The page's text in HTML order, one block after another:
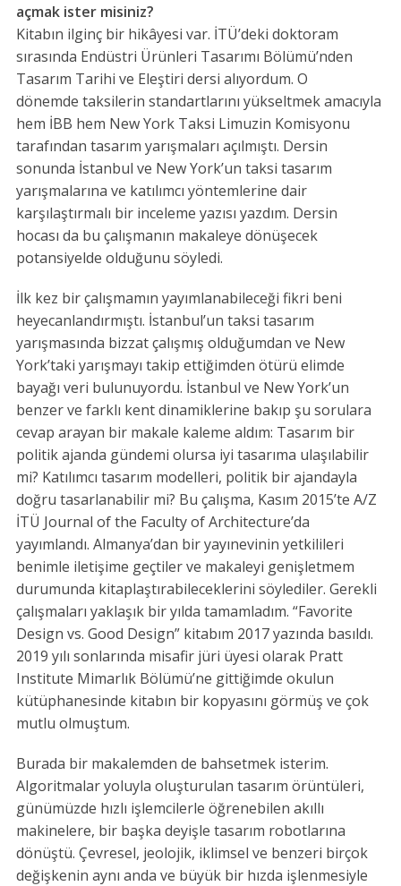
açmak ister misiniz?
Kitabın ilginç bir hikâyesi var. İTÜ’deki doktoram
sırasında Endüstri Ürünleri Tasarımı Bölümü’nden
Tasarım Tarihi ve Eleştiri dersi alıyordum. O
dönemde taksilerin standartlarını yükseltmek amacıyla
hem İBB hem New York Taksi Limuzin Komisyonu
tarafından tasarım yarışmaları açılmıştı. Dersin
sonunda İstanbul ve New York’un taksi tasarım
yarışmalarına ve katılımcı yöntemlerine dair
karşılaştırmalı bir inceleme yazısı yazdım. Dersin
hocası da bu çalışmanın makaleye dönüşecek
potansiyelde olduğunu söyledi.
İlk kez bir çalışmamın yayımlanabileceği fikri beni
heyecanlandırmıştı. İstanbul’un taksi tasarım
yarışmasında bizzat çalışmış olduğumdan ve New
York’taki yarışmayı takip ettiğimden ötürü elimde
bayağı veri bulunuyordu. İstanbul ve New York’un
benzer ve farklı kent dinamiklerine bakıp şu sorulara
cevap arayan bir makale kaleme aldım: Tasarım bir
politik ajanda gündemi olursa iyi tasarıma ulaşılabilir
mi? Katılımcı tasarım modelleri, politik bir ajandayla
doğru tasarlanabilir mi? Bu çalışma, Kasım 2015’te A/Z
İTÜ Journal of the Faculty of Architecture’da
yayımlandı. Almanya’dan bir yayınevinin yetkilileri
benimle iletişime geçtiler ve makaleyi genişletmem
durumunda kitaplaştırabileceklerini söylediler. Gerekli
çalışmaları yaklaşık bir yılda tamamladım. “Favorite
Design vs. Good Design” kitabım 2017 yazında basıldı.
2019 yılı sonlarında misafir jüri üyesi olarak Pratt
Institute Mimarlık Bölümü’ne gittiğimde okulun
kütüphanesinde kitabın bir kopyasını görmüş ve çok
mutlu olmuştum.
Burada bir makalemden de bahsetmek isterim.
Algoritmalar yoluyla oluşturulan tasarım örüntüleri,
günümüzde hızlı işlemcilerle öğrenebilen akıllı
makinelere, bir başka deyişle tasarım robotlarına
dönüştü. Çevresel, jeolojik, iklimsel ve benzeri birçok
değişkenin aynı anda ve büyük bir hızda işlenmesiyle